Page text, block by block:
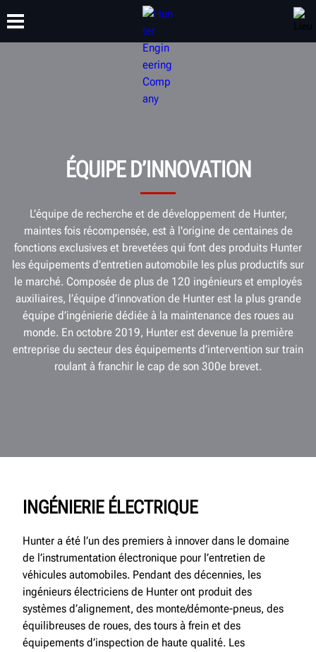
FORMATION
ÉQUIPE D’INNOVATION
L’équipe de recherche et de développement de Hunter,
maintes fois récompensée, est à l'origine de centaines de
fonctions exclusives et brevetées qui font des produits Hunter
les équipements d'entretien automobile les plus productifs sur
le marché. Composée de plus de 120 ingénieurs et employés
auxiliaires, l’équipe d’innovation de Hunter est la plus grande
équipe d’ingénierie dédiée à la maintenance des roues au
monde. En octobre 2019, Hunter est devenue la première
entreprise du secteur des équipements d’intervention sur train
roulant à franchir le cap de son 300e brevet.
INGÉNIERIE ÉLECTRIQUE
Hunter a été l’un des premiers à innover dans le domaine
de l’instrumentation électronique pour l’entretien de
véhicules automobiles. Pendant des décennies, les
ingénieurs électriciens de Hunter ont produit des
systèmes d’alignement, des monte/démonte-pneus, des
équilibreuses de roues, des tours à frein et des
équipements d’inspection de haute qualité. Les